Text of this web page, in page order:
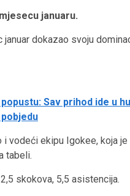
januaru.
dokazao svoju
Sav prihod ide u
vodeći ekipu Igokee, koja
tabeli.
skokova, 5,5 asistencija.